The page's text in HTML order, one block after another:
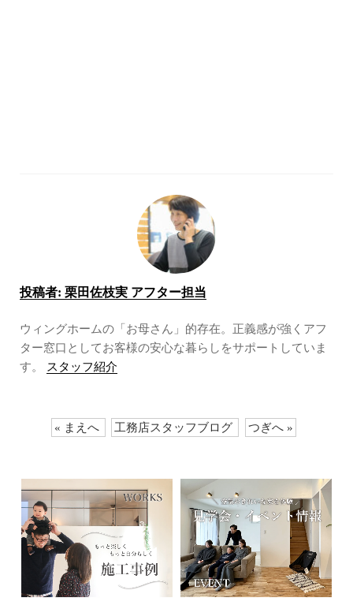
投稿者: 栗田佐枝実 アフター担当
ウィングホームの「お母さん」的存在。正義感が強くアフ
ター窓口としてお客様の安心な暮らしをサポートしていま
す。
スタッフ紹介
« まえへ 工務店スタッフブログ つぎへ »